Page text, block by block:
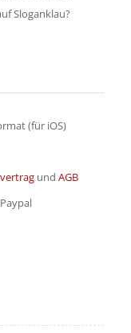
Sloganklau?
(für iOS)
und AGB